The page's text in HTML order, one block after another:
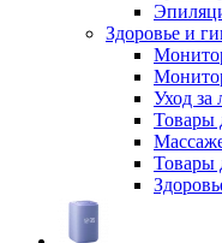
Здоровье и
Уход за
Товары
Товары